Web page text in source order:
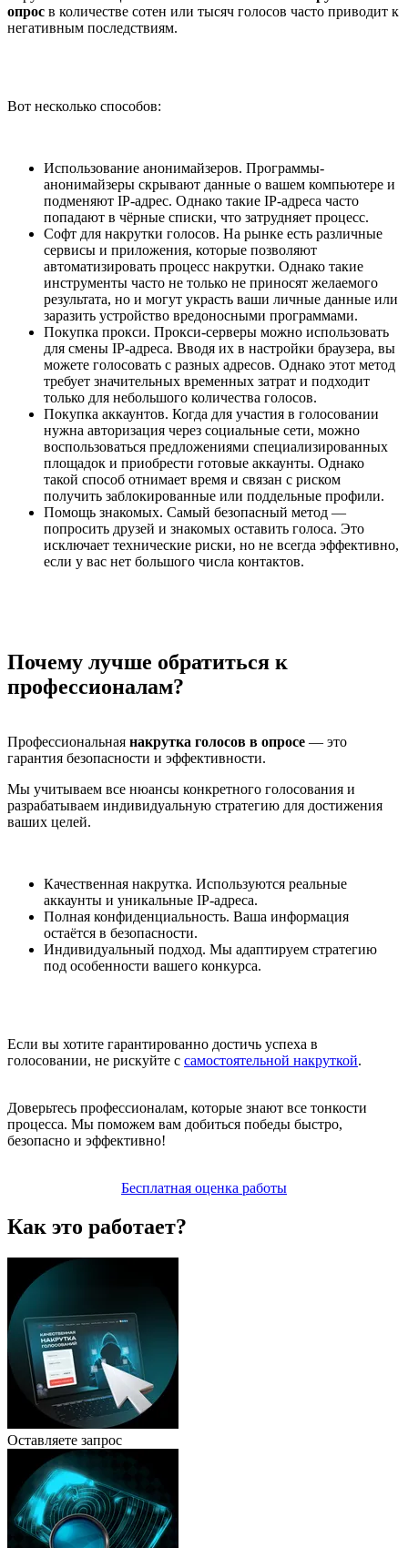
опрос в количестве сотен или тысяч голосов часто приводит к
негативным последствиям.
Вот несколько способов:
Использование анонимайзеров. Программы-
анонимайзеры скрывают данные о вашем компьютере и
подменяют IP-адрес. Однако такие IP-адреса часто
попадают в чёрные списки, что затрудняет процесс.
Софт для накрутки голосов. На рынке есть различные
сервисы и приложения, которые позволяют
автоматизировать процесс накрутки. Однако такие
инструменты часто не только не приносят желаемого
результата, но и могут украсть ваши личные данные или
заразить устройство вредоносными программами.
Покупка прокси. Прокси-серверы можно использовать
для смены IP-адреса. Вводя их в настройки браузера, вы
можете голосовать с разных адресов. Однако этот метод
требует значительных временных затрат и подходит
только для небольшого количества голосов.
Покупка аккаунтов. Когда для участия в голосовании
нужна авторизация через социальные сети, можно
воспользоваться предложениями специализированных
площадок и приобрести готовые аккаунты. Однако
такой способ отнимает время и связан с риском
получить заблокированные или поддельные профили.
Помощь знакомых. Самый безопасный метод —
попросить друзей и знакомых оставить голоса. Это
исключает технические риски, но не всегда эффективно,
если у вас нет большого числа контактов.
Почему лучше обратиться к
профессионалам?
Профессиональная накрутка голосов в опросе — это
гарантия безопасности и эффективности.
Мы учитываем все нюансы конкретного голосования и
разрабатываем индивидуальную стратегию для достижения
ваших целей.
Качественная накрутка. Используются реальные
аккаунты и уникальные IP-адреса.
Полная конфиденциальность. Ваша информация
остаётся в безопасности.
Индивидуальный подход. Мы адаптируем стратегию
под особенности вашего конкурса.
Если вы хотите гарантированно достичь успеха в
голосовании, не рискуйте с самостоятельной накруткой.
Доверьтесь профессионалам, которые знают все тонкости
процесса. Мы поможем вам добиться победы быстро,
безопасно и эффективно!
Бесплатная оценка работы
Как это работает?
Оставляете запрос